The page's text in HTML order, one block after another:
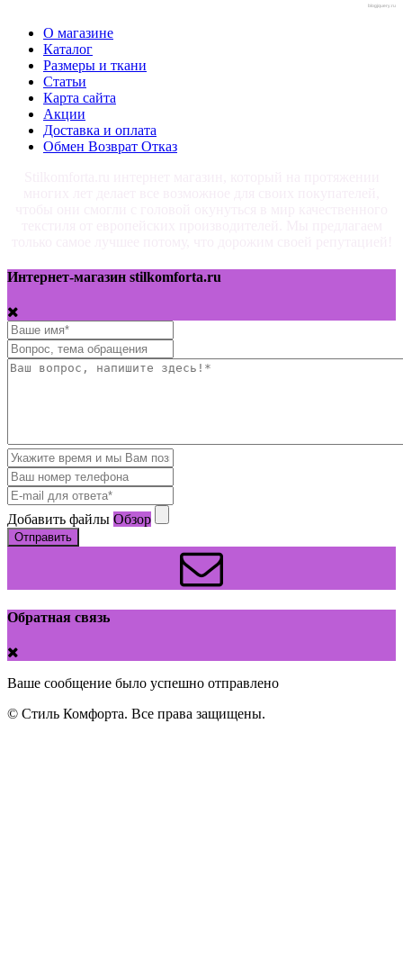
blogjquery.ru
О магазине
Каталог
Размеры и ткани
Статьи
Карта сайта
Акции
Доставка и оплата
Обмен Возврат Отказ
Интернет-магазин stilkomforta.ru
Добавить файлы Обзор
Отправить
Обратная связь
Ваше сообщение было успешно отправлено
© Стиль Комфорта. Все права защищены.